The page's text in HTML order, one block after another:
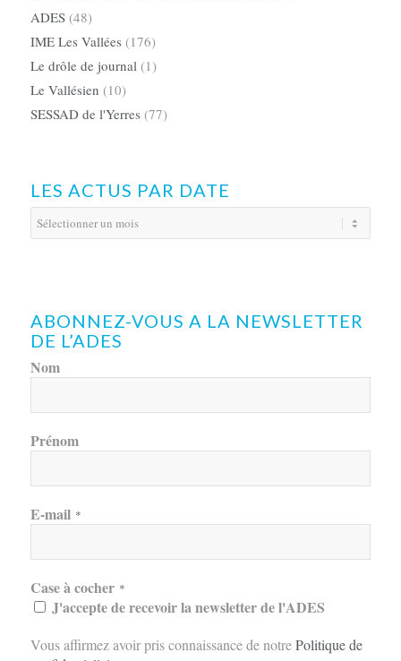
ADES(48)
IME Les Vallées (176)
Le drôle de journal (1)
Le Vallésien (10)
SESSAD de l'Yerres (77)
LES ACTUS PAR DATE
ABONNEZ-VOUS A LA NEWSLETTER
DE L’ADES
Nom
Prénom
E-mail *
Case à cocher *
J'accepte de recevoir la newsletter de l'ADES
Vous affirmez avoir pris connaissance de notrePolitique de